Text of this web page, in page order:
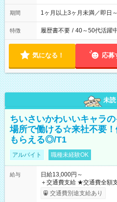
期間 1ヶ月以上3ヶ月未満／即日
特徴 履歴書不要 / 40～50代活躍
気になる！ 応募
未読
ちいさいかわいいキャラ
場所で働ける☆来社不要
もらえる◎/T1
アルバイト 職種未経験OK
給与
日給13,000円～
＋交通費支給 ★交通費全額支給！ ┗案件により規定あり ★日払
いOK！（規定あり） ┗働い
ンビニATMから 日払い分を引き落と
交通費別途支給あり